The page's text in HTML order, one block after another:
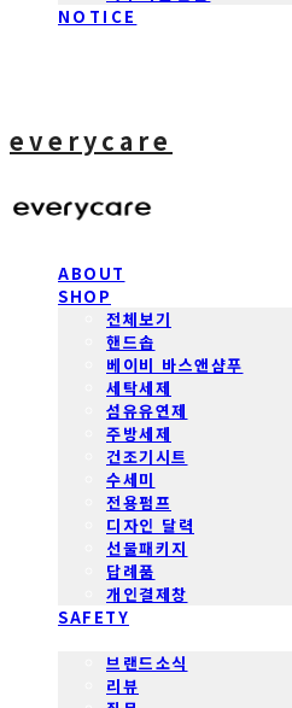
NOTICE
everycare
ABOUT
SHOP
전체보기
핸드솝
베이비 바스앤샴푸
세탁세제
섬유유연제
주방세제
건조기시트
수세미
전용펌프
디자인 달력
선물패키지
답례품
개인결제창
SAFETY
브랜드소식
리뷰